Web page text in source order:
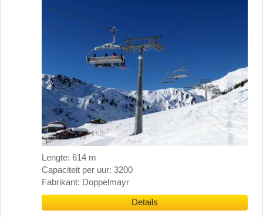
Lengte: 614 m
Capaciteit per uur: 3200
Fabrikant: Doppelmayr
Details